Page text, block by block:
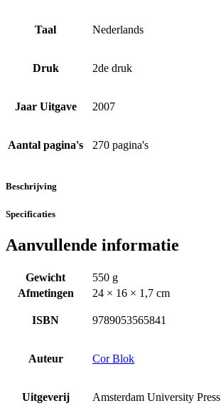
Taal Nederlands
Druk 2de druk
Jaar Uitgave 2007
Aantal pagina's 270 pagina's
Beschrijving
Specificaties
Aanvullende informatie
Gewicht
550 g
Afmetingen
24 × 16 × 1,7 cm
ISBN 9789053565841
Auteur Cor Blok
Uitgeverij Amsterdam University Press